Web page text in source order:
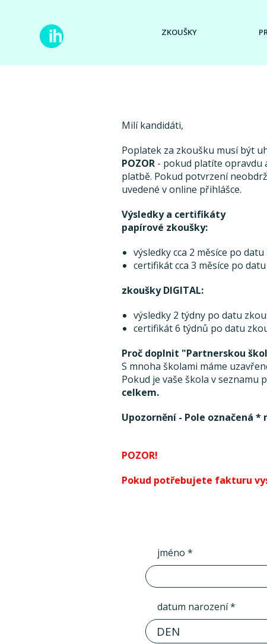
ZKOUŠKY
Milí kandidáti,
Poplatek za zkoušku musí být
POZOR- pokud platíte opravdu
platbě. Pokud potvrzení
uvedené v online přihlášce.
Výsledky a certifikáty
papírové zkoušky:
výsledky cca 2 měsíce po
certifikát cca 3 měsíce po
zkoušky DIGITAL:
výsledky 2 týdny po datu
certifikát 6 týdnů po datu
Proč doplnit "Partnerskou
S mnoha školami máme
Pokud je vaše škola v seznamu
celkem.
Upozornění - Pole označená *
POZOR!
Pokud potřebujete fakturu
jméno *
datum narození *
DEN